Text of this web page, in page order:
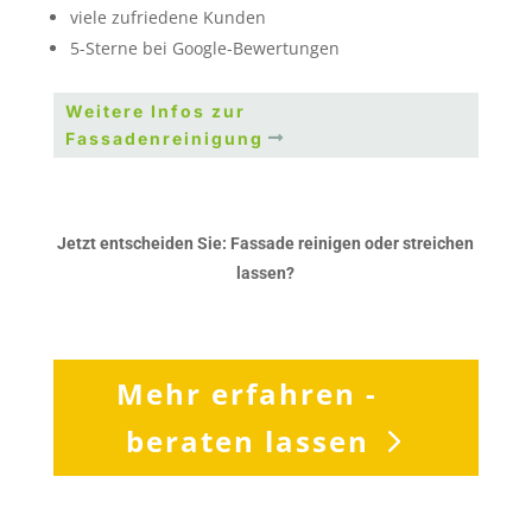
viele zufriedene Kunden
5-Sterne bei Google-Bewertungen
Weitere Infos zur
Fassadenreinigung
Jetzt entscheiden Sie: Fassade reinigen oder streichen
lassen?
Mehr erfahren -
beraten lassen